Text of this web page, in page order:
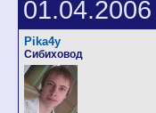
Pika4y
Сибиховод